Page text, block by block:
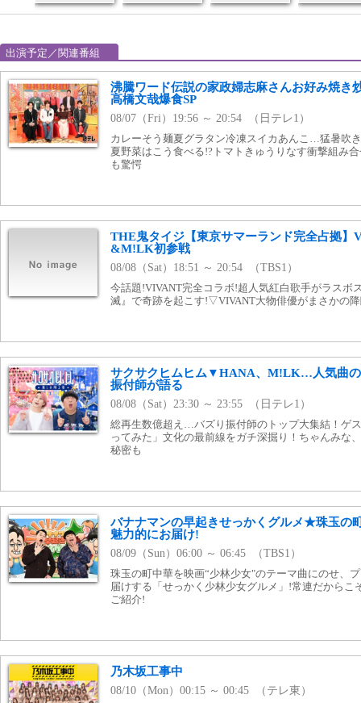
出演予定／関連番組
沸騰ワード伝説の家政婦志麻さんお好み焼き
高橋文哉爆食SP
08/07（Fri）19:56 ～ 20:54 （日テレ1）
カレーそう麺夏グラタン冷凍スイカあんこ…猛暑吹
夏野菜はこう食べる!?トマトきゅうりなす衝撃組み
も驚愕
THE鬼タイジ【東京サマーランド完全占拠】
&M!LK初参戦
08/08（Sat）18:51 ～ 20:54 （TBS1）
今話題!VIVANT完全コラボ!超人気紅白歌手がラス
滅』で奇跡を起こす!▽VIVANT大物俳優がまさかの
サクサクヒムヒム▼HANA、M!LK…人気曲の
振付師が語る
08/08（Sat）23:30 ～ 23:55 （日テレ1）
総再生数億超え…バズり振付師のトップ大集結！ゲ
ってみた」文化の最前線をガチ深掘り！ちゃんみな
秘密も
バナナマンの早起きせっかくグルメ★珠玉の
魅力的にお届け!
08/09（Sun）06:00 ～ 06:45 （TBS1）
珠玉の町中華を映画“少林少女"のテーマ曲にのせ、
届けする「せっかく少林少女グルメ」!常連だからこ
ご紹介!
乃木坂工事中
08/10（Mon）00:15 ～ 00:45 （テレ東）